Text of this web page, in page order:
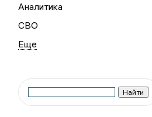
Аналитика
СВО